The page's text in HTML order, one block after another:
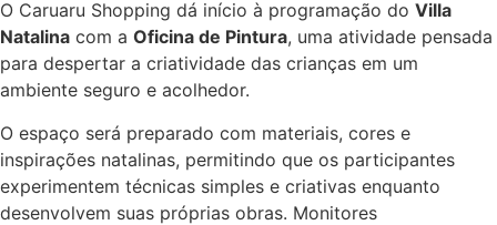
O Caruaru Shopping dá início à programação do Villa
Natalina com a Oficina de Pintura, uma atividade pensada
para despertar a criatividade das crianças em um
ambiente seguro e acolhedor.
O espaço será preparado com materiais, cores e
inspirações natalinas, permitindo que os participantes
experimentem técnicas simples e criativas enquanto
desenvolvem suas próprias obras. Monitores